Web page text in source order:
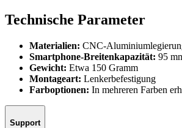
Technische Parameter
Materialien: CNC-
Smartphone-Breitenkapazität: 95
Gewicht: Etwa 150 Gramm
Montageart: Lenkerbefestigung
Farboptionen: In mehreren Farben
Support